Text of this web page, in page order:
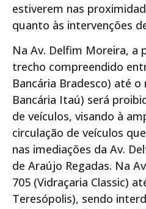
estiverem nas
quanto às intervenções
Na Av. Delfim Moreira, a
trecho compreendido
Bancária Bradesco) até o
Bancária Itaú) será
de veículos, visando à
circulação de veículos
nas imediações da Av.
de Araújo Regadas. Na
705 (Vidraçaria Classic)
Teresópolis), sendo